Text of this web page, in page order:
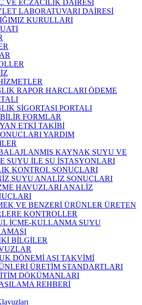
VE ECZACILIK DAİRESİ
LABORATUVARI DAİRESİ
KURULLARI
RAPOR HARÇLARI ÖDEME
SİGORTASI PORTALI
FORMLAR
ETKİ TAKİBİ
YARDIM
KAYNAK SUYU VE
SUYU İLE SU İSTASYONLARI
KONTROL SONUÇLARI
SUYU ANALİZ SONUÇLARI
HAVUZLARI ANALİZ
VE BENZERİ ÜRÜNLER ÜRETEN
KONTROLLER
İÇME-KULLANMA SUYU
BİLGİLER
DÖNEMİ AŞI TAKVİMİ
ÜRETİM STANDARTLARI
DÖKÜMANLARI
REHBERİ